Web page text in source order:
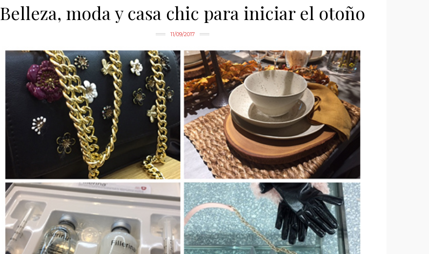
Belleza, moda y casa chic para iniciar el otoño
11/09/2017